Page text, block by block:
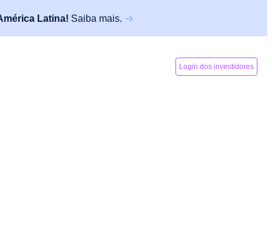
Login dos investidores
Latina! Saiba mais.